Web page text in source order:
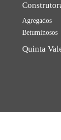
Agregados
Betuminosos
Quinta